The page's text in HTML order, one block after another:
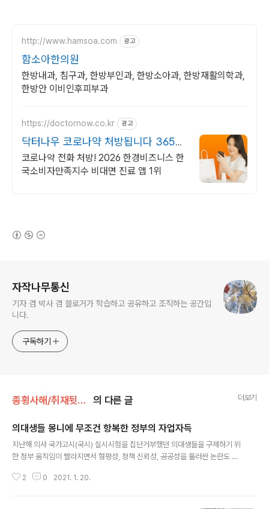
http://www.hamsoa.com 광고
함소아한의원
한방내과, 침구과, 한방부인과, 한방소아과, 한방재활의학과,
한방안 이비인후피부과
https://doctornow.co.kr 광고
닥터나우 코로나약 처방됩니다 365일
24시간 진료가능
코로나약 전화 처방! 2026 한경비즈니스 한
국소비자만족지수 비대면 진료 앱 1위
자작나무통신
기자 겸 박사 겸 블로거가 학습하고 공유하고 조직하는 공간입
니다.
구독하기
종횡사해/취재뒷얘기 의 다른 글 더보기
의대생들 몽니에 무조건 항복한 정부의 자업자득
지난해 의사 국가고시(국시) 실시시험을 집단거부했던 의대생들을 구제하기 위
한 정부 움직임이 빨라지면서 형평성, 정책 신뢰성, 공공성을 둘러싼 논란도 함
험 재응시 기회를 부여하겠다고 발표했던 지난해 12월 31일 곧바로 의료법 시
2 0 2021. 1. 20.